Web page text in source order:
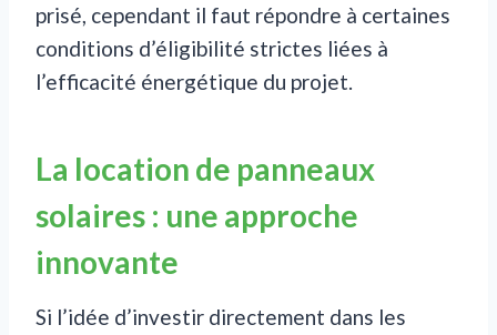
prisé, cependant il faut répondre à certaines
conditions d’éligibilité strictes liées à
l’efficacité énergétique du projet.
La location de panneaux
solaires : une approche
innovante
Si l’idée d’investir directement dans les